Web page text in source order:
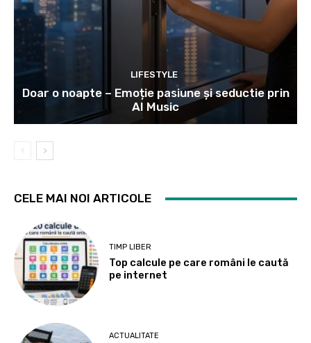
LIFESTYLE
Doar o noapte – Emoție pasiune și seductie prin
AI Music
CELE MAI NOI ARTICOLE
TIMP LIBER
Top calcule pe care români le caută
pe internet
ACTUALITATE